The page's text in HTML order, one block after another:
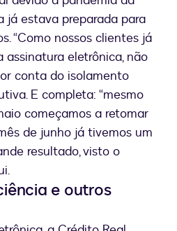
já estava preparada para
“Como nossos clientes já
eletrônica, não
conta do isolamento
E completa: “mesmo
começamos a retomar
de junho já tivemos um
resultado, visto o
e outros